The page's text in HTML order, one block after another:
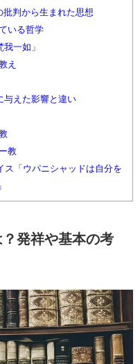
判から生まれた思想
いる哲学
一如」
え
与えた影響と違い
教
ス「ウパニシャッドは自分を
発祥や基本の考